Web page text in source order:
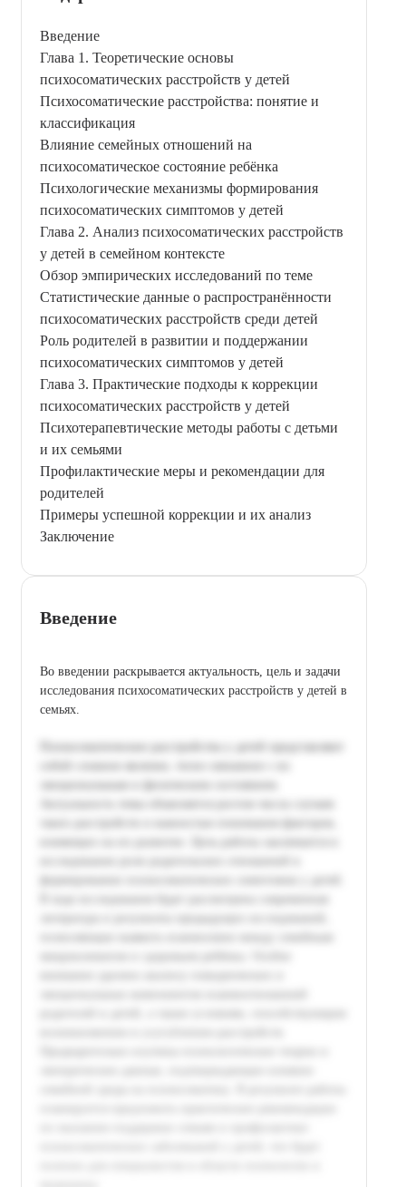
Введение
Глава 1. Теоретические основы
психосоматических расстройств у детей
Психосоматические расстройства: понятие и
классификация
Влияние семейных отношений на
психосоматическое состояние ребёнка
Психологические механизмы формирования
психосоматических симптомов у детей
Глава 2. Анализ психосоматических расстройств
у детей в семейном контексте
Обзор эмпирических исследований по теме
Статистические данные о распространённости
психосоматических расстройств среди детей
Роль родителей в развитии и поддержании
психосоматических симптомов у детей
Глава 3. Практические подходы к коррекции
психосоматических расстройств у детей
Психотерапевтические методы работы с детьми
и их семьями
Профилактические меры и рекомендации для
родителей
Примеры успешной коррекции и их анализ
Заключение
Введение
Во введении раскрывается актуальность, цель и задачи
исследования психосоматических расстройств у детей в
семьях.